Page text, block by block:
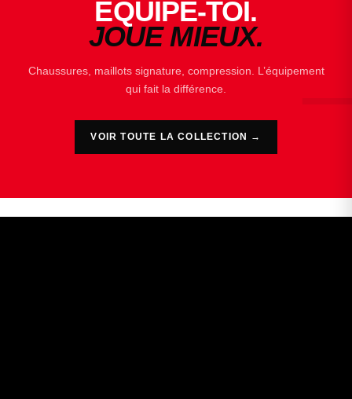
ÉQUIPE-TOI.
JOUE MIEUX.
Chaussures, maillots signature, compression. L’équipement
qui fait la différence.
VOIR TOUTE LA COLLECTION →